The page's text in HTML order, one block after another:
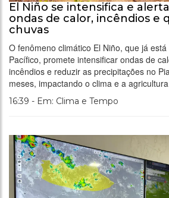
El Niño se intensifica e
ondas de calor, incêndios e
chuvas
O fenômeno climático El Niño, que já
Pacífico, promete intensificar ondas de
incêndios e reduzir as precipitações no
meses, impactando o clima e a
16:39 - Em: Clima e Tempo